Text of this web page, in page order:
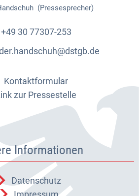
(Pressesprecher)
Alexander Handschuh
+49 30 77307-253
Kontaktformular
zur Pressestelle
Informationen
Datenschutz